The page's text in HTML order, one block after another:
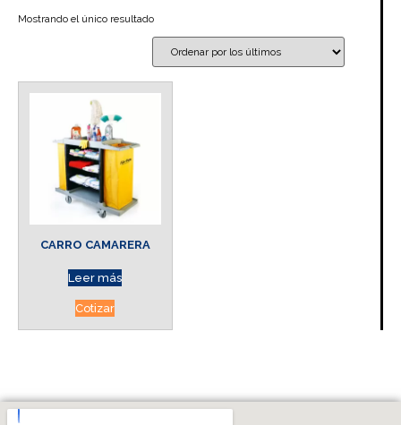
Mostrando el único resultado
CARRO CAMARERA
Leer más
Cotizar